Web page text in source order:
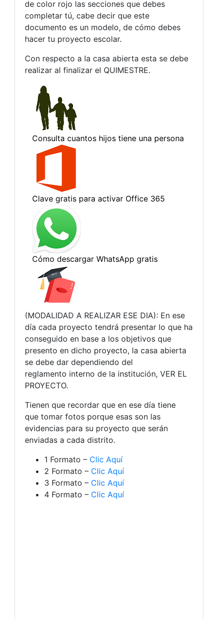
de color rojo las secciones que debes
completar tú, cabe decir que este
documento es un modelo, de cómo debes
hacer tu proyecto escolar.
Con respecto a la casa abierta esta se debe
realizar al finalizar el QUIMESTRE.
(MODALIDAD A REALIZAR ESE DIA): En ese
día cada proyecto tendrá presentar lo que ha
conseguido en base a los objetivos que
presento en dicho proyecto, la casa abierta
se debe dar dependiendo del
reglamento interno de la institución, VER EL
PROYECTO.
Tienen que recordar que en ese día tiene
que tomar fotos porque esas son las
evidencias para su proyecto que serán
enviadas a cada distrito.
1 Formato – Clic Aquí
2 Formato – Clic Aquí
3 Formato – Clic Aquí
4 Formato – Clic Aquí